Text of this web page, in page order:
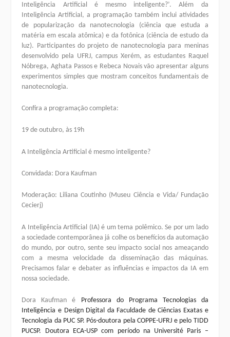
Inteligência Artificial é mesmo inteligente?’. Além da
Inteligência Artificial, a programação também inclui atividades
de popularização da nanotecnologia (ciência que estuda a
matéria em escala atômica) e da fotônica (ciência de estudo da
luz). Participantes do projeto de nanotecnologia para meninas
desenvolvido pela UFRJ, campus Xerém, as estudantes Raquel
Nóbrega, Aghata Passos e Rebeca Novais vão apresentar alguns
experimentos simples que mostram conceitos fundamentais de
nanotecnologia.
Confira a programação completa:
19 de outubro, às 19h
A Inteligência Artificial é mesmo inteligente?
Convidada: Dora Kaufman
Moderação: Liliana Coutinho (Museu Ciência e Vida/ Fundação
Cecierj)
A Inteligência Artificial (IA) é um tema polêmico. Se por um lado
a sociedade contemporânea já colhe os benefícios da automação
do mundo, por outro, sente seu impacto social nos ameaçando
com a mesma velocidade da disseminação das máquinas.
Precisamos falar e debater as influências e impactos da IA em
nossa sociedade.
Dora Kaufman é Professora do Programa Tecnologias da
Inteligência e Design Digital da Faculdade de Ciências Exatas e
Tecnologia da PUC SP. Pós-doutora pela COPPE-UFRJ e pelo TIDD
PUCSP. Doutora ECA-USP com período na Université Paris –